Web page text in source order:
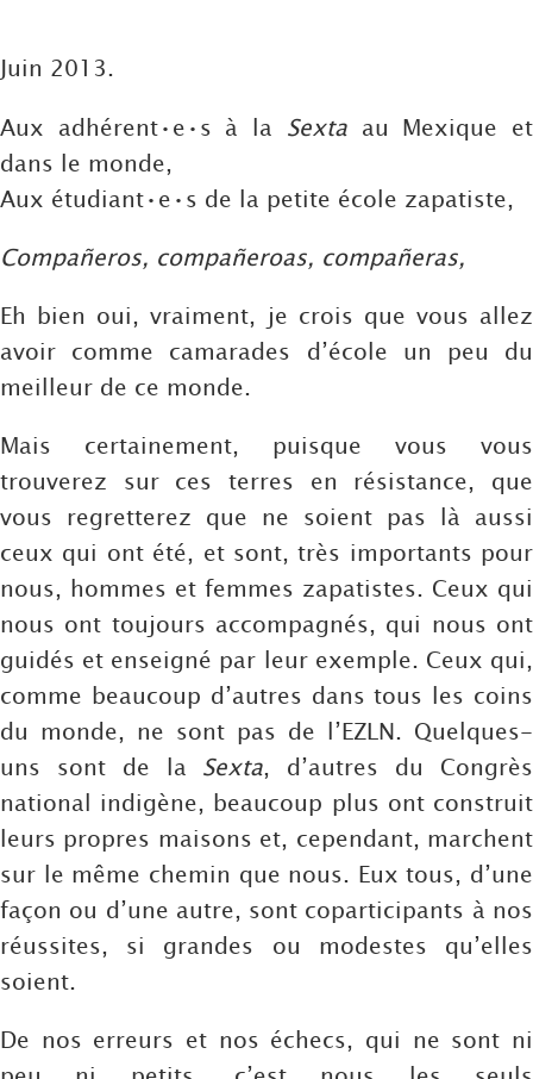
Juin 2013.
Aux adhérent•e•s à la Sextaau Mexique et
dans le monde,
Aux étudiant•e•s de la petite école zapatiste,
Compañeros, compañeroas, compañeras,
Eh bien oui, vraiment, je crois que vous allez
avoir comme camarades d’école un peu du
meilleur de ce monde.
Mais certainement, puisque vous vous
trouverez sur ces terres en résistance, que
vous regretterez que ne soient pas là aussi
ceux qui ont été, et sont, très importants pour
nous, hommes et femmes zapatistes. Ceux qui
nous ont toujours accompagnés, qui nous ont
guidés et enseigné par leur exemple. Ceux qui,
comme beaucoup d’autres dans tous les coins
du monde, ne sont pas de l’EZLN. Quelques-
uns sont de la Sexta, d’autres du Congrès
national indigène, beaucoup plus ont construit
leurs propres maisons et, cependant, marchent
sur le même chemin que nous. Eux tous, d’une
façon ou d’une autre, sont coparticipants à nos
réussites, si grandes ou modestes qu’elles
soient.
De nos erreurs et nos échecs, qui ne sont ni